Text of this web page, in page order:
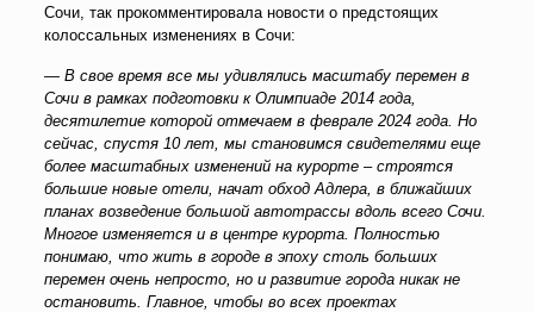
Сочи, так прокомментировала новости о предстоящих
колоссальных изменениях в Сочи:
— В свое время все мы удивлялись масштабу перемен в
Сочи в рамках подготовки к Олимпиаде 2014 года,
десятилетие которой отмечаем в феврале 2024 года. Но
сейчас, спустя 10 лет, мы становимся свидетелями еще
более масштабных изменений на курорте – строятся
большие новые отели, начат обход Адлера, в ближайших
планах возведение большой автотрассы вдоль всего Сочи.
Многое изменяется и в центре курорта. Полностью
понимаю, что жить в городе в эпоху столь больших
перемен очень непросто, но и развитие города никак не
остановить. Главное, чтобы во всех проектах